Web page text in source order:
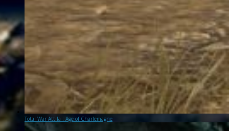
Total War Attila : Age of Charlemagne